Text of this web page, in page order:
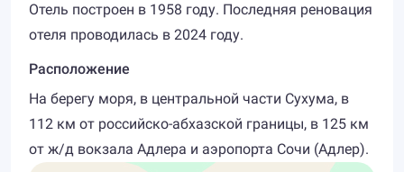
Отель построен в 1958 году. Последняя реновация
отеля проводилась в 2024 году.
Расположение
На берегу моря, в центральной части Сухума, в
112 км от российско-абхазской границы, в 125 км
от ж/д вокзала Адлера и аэропорта Сочи (Адлер).